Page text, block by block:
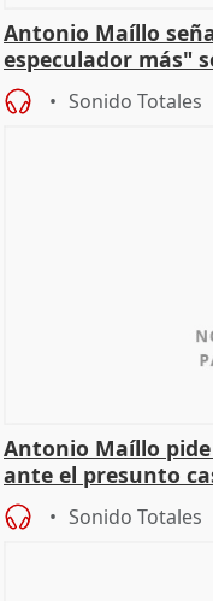
Antonio Maíllo
especulador más"
Becerril
Sonido Totales
Antonio Maíllo
ante el presunto
Sonido Totales